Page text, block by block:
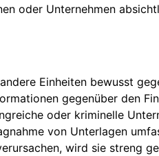
oder Unternehmen
Einheiten bewusst
gegenüber den
oder kriminelle
von Unterlagen
wird sie streng